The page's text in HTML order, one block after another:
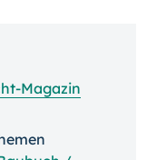
Magazin